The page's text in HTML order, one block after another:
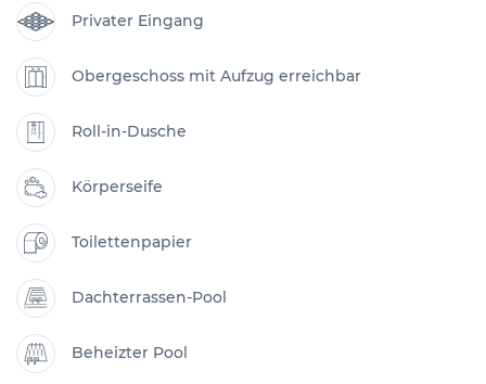
Privater Eingang
Obergeschoss mit Aufzug erreichbar
Roll-in-Dusche
Körperseife
Toilettenpapier
Dachterrassen-Pool
Beheizter Pool